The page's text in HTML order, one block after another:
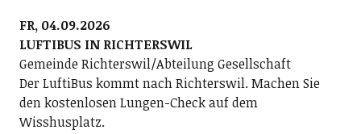
FR, 04.09.2026
LUFTIBUS IN RICHTERSWIL
Gemeinde Richterswil/Abteilung Gesellschaft
Der LuftiBus kommt nach Richterswil. Machen Sie
den kostenlosen Lungen-Check auf dem
Wisshusplatz.